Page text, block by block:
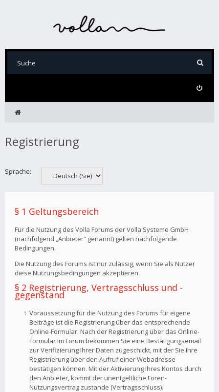
Registrierung
Sprache:
§ 1 Geltungsbereich
Für die Nutzung des Volla Forums der Volla Systeme GmbH
(nachfolgend „Anbieter“ genannt) gelten nachfolgende
Bedingungen.
Die Nutzung des Forums ist nur zulässig, wenn Sie als Nutzer
diese Nutzungsbedingungen akzeptieren.
§ 2 Registrierung, Vertragsschluss und -
gegenstand
Voraussetzung für die Nutzung des Forums für eigene
Beiträge ist die Registrierung über das entsprechende
Online-Formular. Nach der Registrierung über das Online-
Formular im Forum bekommen Sie eine Bestätigungsemail
zur Verifizierung Ihrer Daten zugeschickt, mit der Sie Ihre
Registrierung über den Aufruf einer Webadresse
bestätigen können. Mit der Aktivierung Ihres Kontos durch
den Anbieter, kommt der unentgeltliche Foren-
Nutzungsvertrag zustande (Vertragsschluss).